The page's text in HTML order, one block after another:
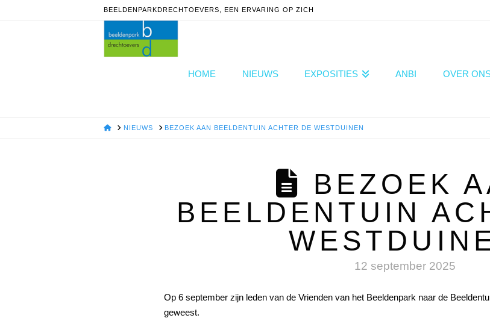
BEELDENPARKDRECHTOEVERS, EEN ERVARING OP ZICH
HOME NIEUWS EXPOSITIES ANBI OVER
HOMENIEUWS BEZOEK AAN BEELDENTUIN ACHTER DE WESTDUINEN
BEZOEK
BEELDENTUIN
12 september 2025
Op 6 september zijn leden van de Vrienden van het Beeldenpark naar de
geweest.